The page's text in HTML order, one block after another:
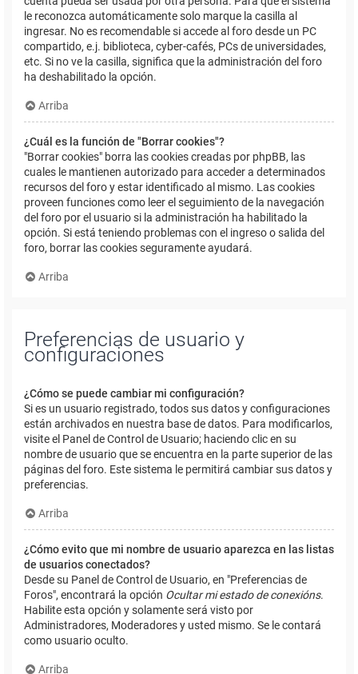
le reconozca automáticamente solo marque la casilla al
ingresar. No es recomendable si accede al foro desde un PC
compartido, e.j. biblioteca, cyber-cafés, PCs de universidades,
etc. Si no ve la casilla, significa que la administración del foro
ha deshabilitado la opción.
Arriba
¿Cuál es la función de "Borrar cookies"?
"Borrar cookies" borra las cookies creadas por phpBB, las
cuales le mantienen autorizado para acceder a determinados
recursos del foro y estar identificado al mismo. Las cookies
proveen funciones como leer el seguimiento de la navegación
del foro por el usuario si la administración ha habilitado la
opción. Si está teniendo problemas con el ingreso o salida del
foro, borrar las cookies seguramente ayudará.
Arriba
Preferencias de usuario y
configuraciones
¿Cómo se puede cambiar mi configuración?
Si es un usuario registrado, todos sus datos y configuraciones
están archivados en nuestra base de datos. Para modificarlos,
visite el Panel de Control de Usuario; haciendo clic en su
nombre de usuario que se encuentra en la parte superior de las
páginas del foro. Este sistema le permitirá cambiar sus datos y
preferencias.
Arriba
¿Cómo evito que mi nombre de usuario aparezca en las listas
de usuarios conectados?
Desde su Panel de Control de Usuario, en "Preferencias de
Foros", encontrará la opción Ocultar mi estado de conexións.
Habilite esta opción y solamente será visto por
Administradores, Moderadores y usted mismo. Se le contará
como usuario oculto.
Arriba